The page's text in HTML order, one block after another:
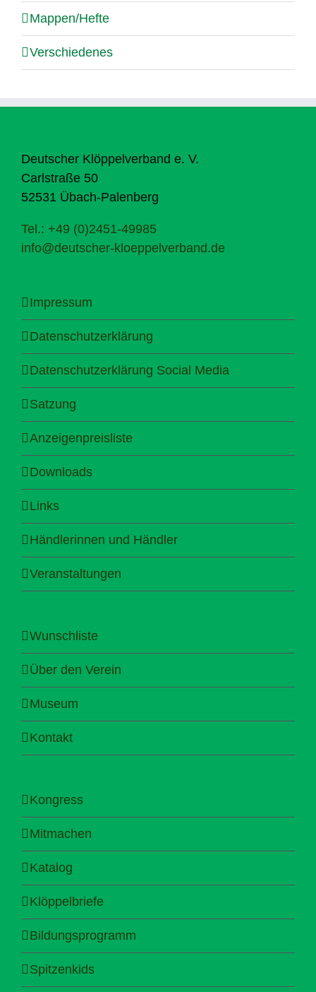
Mappen/Hefte
Verschiedenes
Deutscher Klöppelverband e. V.
Carlstraße 50
52531 Übach-Palenberg
Tel.: +49 (0)2451-49985
info@deutscher-kloeppelverband.de
Impressum
Datenschutzerklärung
Datenschutzerklärung Social Media
Satzung
Anzeigenpreisliste
Downloads
Links
Händlerinnen und Händler
Veranstaltungen
Wunschliste
Über den Verein
Museum
Kontakt
Kongress
Mitmachen
Katalog
Klöppelbriefe
Bildungsprogramm
Spitzenkids